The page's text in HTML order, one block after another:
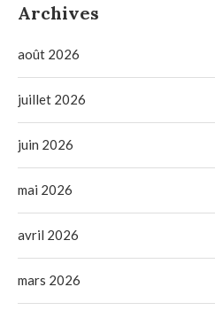
Archives
août 2026
juillet 2026
juin 2026
mai 2026
avril 2026
mars 2026